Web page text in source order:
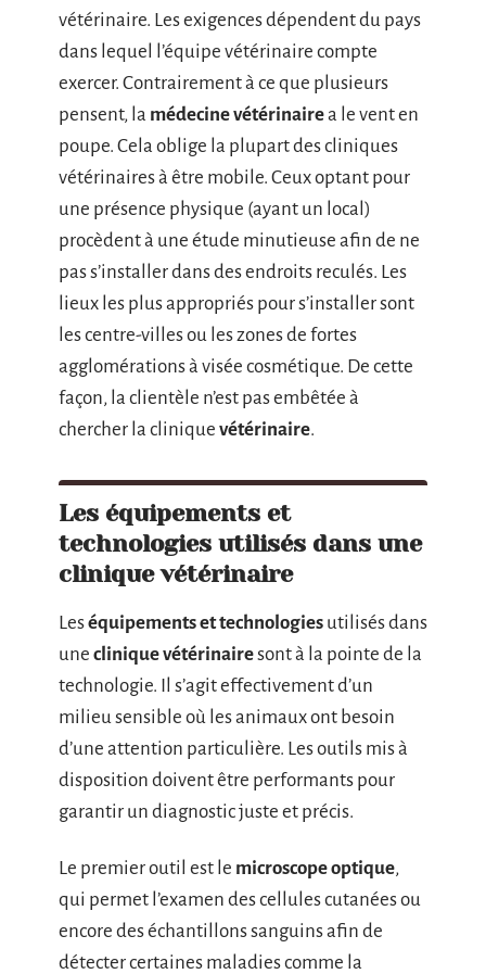
vétérinaire. Les exigences dépendent du pays
dans lequel l’équipe vétérinaire compte
exercer. Contrairement à ce que plusieurs
pensent, la médecine vétérinairea le vent en
poupe. Cela oblige la plupart des cliniques
vétérinaires à être mobile. Ceux optant pour
une présence physique (ayant un local)
procèdent à une étude minutieuse afin de ne
pas s’installer dans des endroits reculés. Les
lieux les plus appropriés pour s’installer sont
les centre-villes ou les zones de fortes
agglomérations à visée cosmétique. De cette
façon, la clientèle n’est pas embêtée à
chercher la clinique vétérinaire.
Les équipements et
technologies utilisés dans une
clinique vétérinaire
Leséquipements et technologies utilisés dans
une clinique vétérinairesont à la pointe de la
technologie. Il s’agit effectivement d’un
milieu sensible où les animaux ont besoin
d’une attention particulière. Les outils mis à
disposition doivent être performants pour
garantir un diagnostic juste et précis.
Le premier outil est le microscope optique,
qui permet l’examen des cellules cutanées ou
encore des échantillons sanguins afin de
détecter certaines maladies comme la